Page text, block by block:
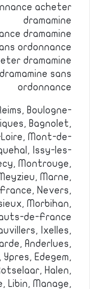
acheter
dramamine
dramamine
ordonnance
dramamine
sans
ordonnance
Boulogne-
Bagnolet,
Mont-de-
Issy-les-
Montrouge,
Marne,
Nevers,
Morbihan,
de-France.
Ixelles,
Anderlues,
Edegem,
Halen,
Libin, Manage,